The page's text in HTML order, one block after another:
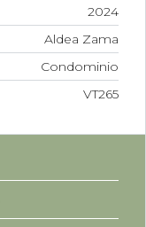
2024
Aldea Zama
Condominio
VT265